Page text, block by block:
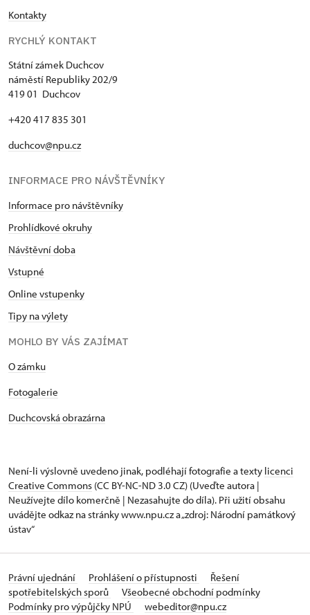
Kontakty
RYCHLÝ KONTAKT
Státní zámek Duchcov
náměstí Republiky 202/9
419 01 Duchcov
+420 417 835 301
duchcov@npu.cz
INFORMACE PRO NÁVŠTĚVNÍKY
Informace pro návštěvníky
Prohlídkové okruhy
Návštěvní doba
Vstupné
Online vstupenky
Tipy na výlety
MOHLO BY VÁS ZAJÍMAT
O zámku
Fotogalerie
Duchcovská obrazárna
Není-li výslovně uvedeno jinak, podléhají fotografie a texty licenci
Creative Commons (CC BY-NC-ND 3.0 CZ) (Uveďte autora |
Neužívejte dílo komerčně | Nezasahujte do díla). Při užití obsahu
uvádějte odkaz na stránky www.npu.cz a „zdroj: Národní památkový
ústav“
Právní ujednání Prohlášení o přístupnosti
Řešení
spotřebitelských sporů
Všeobecné obchodní podmínky
Podmínky pro výpůjčky NPÚ
webeditor@npu.cz